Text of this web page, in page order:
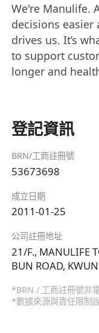
We're Manulife.
decisions easier
drives us. It’s
to support
longer and
登記資訊
BRN/工商註冊號
53673698
成立日期
2011-01-25
公司註冊地址
21/F., MANULIFE
BUN ROAD,
*BRN / 工商註冊號非
*數據來源與責任限制